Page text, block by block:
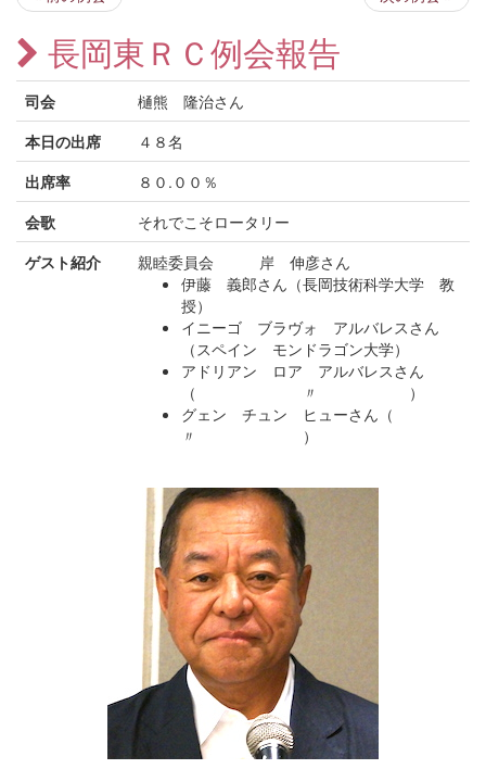
長岡東ＲＣ例会報告
司会
樋熊 隆治さん
本日の出席
４８名
出席率
８０.００％
会歌
それでこそロータリー
ゲスト紹介
親睦委員会 岸 伸彦さん
伊藤 義郎さん（長岡技術科学大学 教
授）
イニーゴ ブラヴォ アルバレスさん
（スペイン モンドラゴン大学）
アドリアン ロア アルバレスさん
（ 〃 ）
グェン チュン ヒューさん（
〃 ）